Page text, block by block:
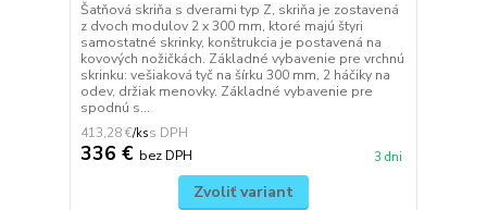
Šatňová skriňa s dverami typ Z, skriňa je zostavená
z dvoch modulov 2 x 300 mm, ktoré majú štyri
samostatné skrinky, konštrukcia je postavená na
kovových nožičkách. Základné vybavenie pre vrchnú
skrinku: vešiaková tyč na šírku 300 mm, 2 háčiky na
odev, držiak menovky. Základné vybavenie pre
spodnú s...
413,28 €/ks
336 € bez DPH 3 dni
Zvoliť variant